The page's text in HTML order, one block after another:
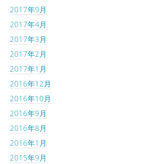
2017年9月
2017年4月
2017年3月
2017年2月
2017年1月
2016年12月
2016年10月
2016年9月
2016年8月
2016年1月
2015年9月